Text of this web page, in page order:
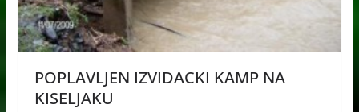
POPLAVLJEN IZVIDACKI KAMP NA
KISELJAKU